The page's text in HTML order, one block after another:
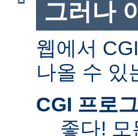
그러나
웹에서
나올 수 있
CGI 프로
좋다!